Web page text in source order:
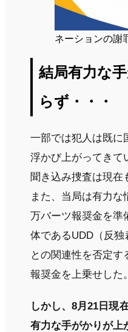
ネーションの謝
結局有力な
らず・・・
一部では犯人は既に
浮かび上がってきて
聞き込み捜査は現在
また、当局は有力
万バーツ報奨金を準
体であるUDD（反
との関連性を否定
報奨金を上乗せした。
しかし、8月21日現
有力な手がかりが上